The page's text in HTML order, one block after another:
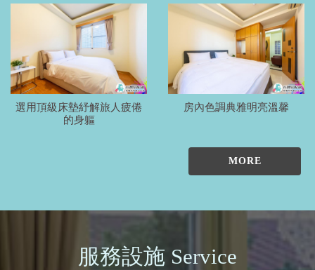
選用頂級床墊紓解旅人疲倦
的身軀
房內色調典雅明亮溫馨
MORE
服務設施 Service